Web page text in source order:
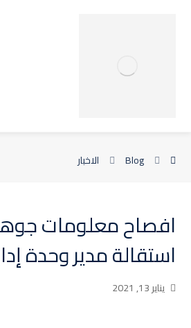
Blog الاخبار
افصاح معلومات
استقالة مدير وحدة
يناير 13, 2021